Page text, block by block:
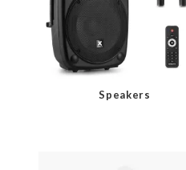
Speakers